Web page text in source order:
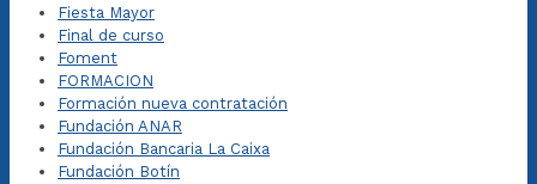
Fiesta Mayor
Final de curso
Foment
FORMACION
Formación nueva contratación
Fundación ANAR
Fundación Bancaria La Caixa
Fundación Botín